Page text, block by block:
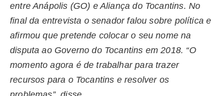
entre Anápolis (GO) e Aliança do Tocantins. No
final da entrevista o senador falou sobre política e
afirmou que pretende colocar o seu nome na
disputa ao Governo do Tocantins em 2018. “O
momento agora é de trabalhar para trazer
recursos para o Tocantins e resolver os